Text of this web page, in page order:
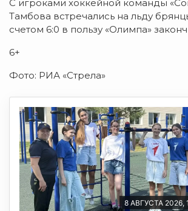
С игроками хоккейной команды
Тамбова встречались на льду
счетом 6:0 в пользу «Олимпа»
6+
Фото: РИА «Стрела»
8 АВГУСТА 2026,